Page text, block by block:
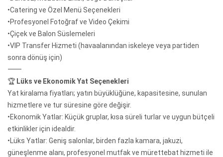
•Catering ve Özel Menü Seçenekleri
•Profesyonel Fotoğraf ve Video Çekimi
•Çiçek ve Balon Süslemeleri
•VIP Transfer Hizmeti (havaalanından iskeleye veya partiden
sonra dönüş için)
⸻
🏆 Lüks ve Ekonomik Yat Seçenekleri
Yat kiralama fiyatları; yatın büyüklüğüne, kapasitesine, sunulan
hizmetlere ve tur süresine göre değişir.
•Ekonomik Yatlar: Küçük gruplar, kısa süreli turlar ve uygun bütçeli
etkinlikler için idealdir.
•Lüks Yatlar: Geniş salonlar, birden fazla kamara, jakuzi,
güneşlenme alanı, profesyonel mutfak ve mürettebat hizmeti ile